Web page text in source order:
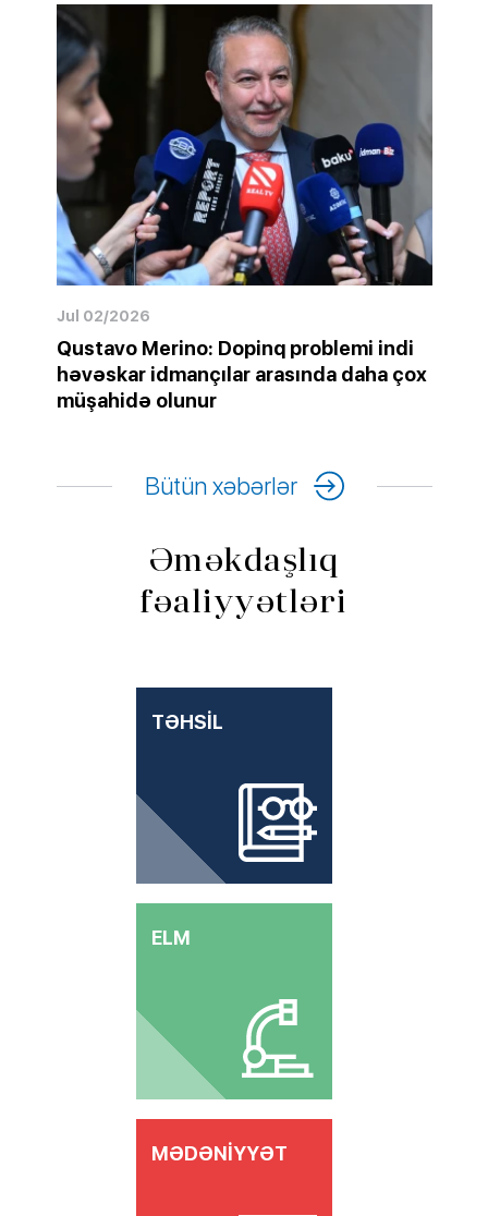
Jul 02/2026
Qustavo Merino: Dopinq problemi indi
həvəskar idmançılar arasında daha çox
müşahidə olunur
Bütün xəbərlər
Əməkdaşlıq
fəaliyyətləri
TƏHSİL
ELM
MƏDƏNİYYƏT